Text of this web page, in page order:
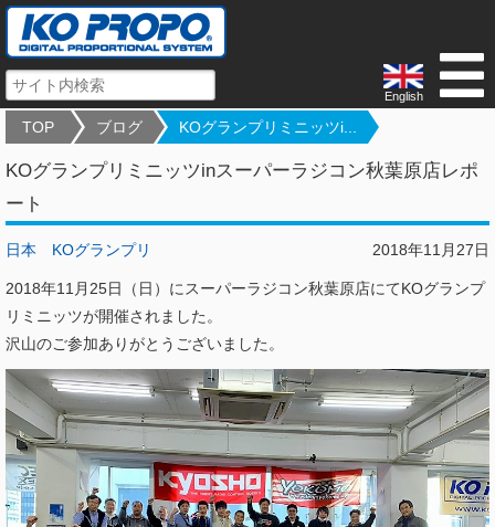
English
TOP ブログ KOグランプリミニッツi...
KOグランプリミニッツinスーパーラジコン秋葉原店レポ
ート
2018年11月27日
日本 KOグランプリ
2018年11月25日（日）にスーパーラジコン秋葉原店にてKOグランプ
リミニッツが開催されました。
沢山のご参加ありがとうございました。